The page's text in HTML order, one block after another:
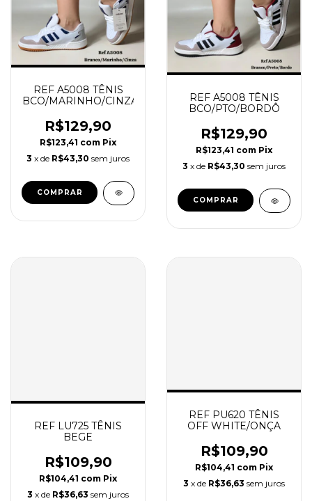
REF A5008 TÊNIS
BCO/MARINHO/CINZA
R$129,90
R$123,41 com Pix
3 x de R$43,30 sem juros
COMPRAR
REF A5008 TÊNIS
BCO/PTO/BORDÔ
R$129,90
R$123,41 com Pix
3 x de R$43,30 sem juros
COMPRAR
REF LU725 TÊNIS
BEGE
R$109,90
R$104,41 com Pix
3 x de R$36,63 sem juros
REF PU620 TÊNIS
OFF WHITE/ONÇA
R$109,90
R$104,41 com Pix
3 x de R$36,63 sem juros